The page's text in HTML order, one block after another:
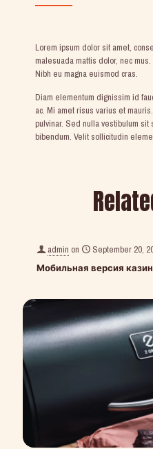
Lorem ipsum dolor sit amet,
malesuada mattis dolor, nec
Nibh eu magna euismod cras.
Diam elementum dignissim id
ac. Mi amet risus varius et
pulvinar. Sed nulla vestibulum
bibendum. Velit sollicitudin
admin on
September 20,
Мобильная версия